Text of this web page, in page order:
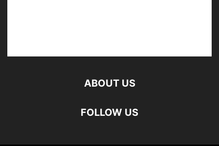
ABOUT US
FOLLOW US